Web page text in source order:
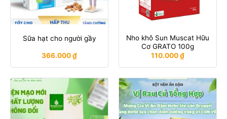
Sữa hạt cho người gầy
366.000₫
Nho khô Sun Muscat Hữu
Cơ GRATO 100g
110.000₫